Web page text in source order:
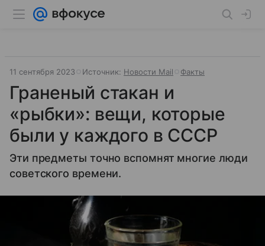
11 сентября 2023 Источник: Новости Mail Факты
Граненый стакан и
«рыбки»: вещи, которые
были у каждого в СССР
Эти предметы точно вспомнят многие люди
советского времени.